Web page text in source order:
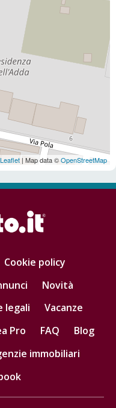
Leaflet | Map data ©OpenStreetMap
Cookie policy
Novità
legali
Vacanze
Pro FAQ
Blog
immobiliari